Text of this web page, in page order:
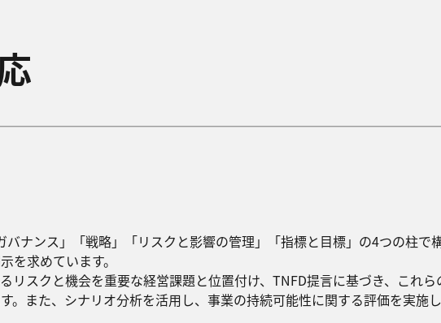
バナンス」「戦略」「リスクと影響の管理」「指標と目標」の4つの柱で
を求めています。
リスクと機会を重要な経営課題と位置付け、TNFD提言に基づき、これ
。また、シナリオ分析を活用し、事業の持続可能性に関する評価を実施し